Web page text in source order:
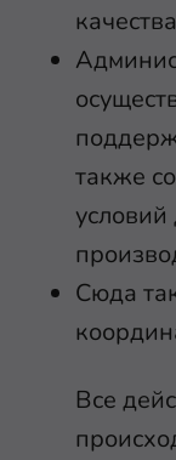
также
Сюда
Все